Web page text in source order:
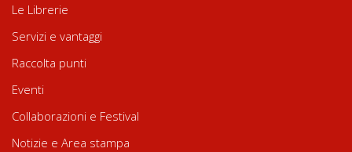
Le Librerie
Servizi e vantaggi
Raccolta punti
Eventi
Collaborazioni e Festival
Notizie e Area stampa